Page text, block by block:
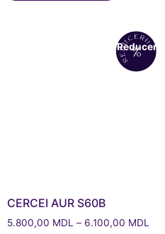
Reduceri!
CERCEI AUR S60B
5.800,00 MDL – 6.100,00 MDL